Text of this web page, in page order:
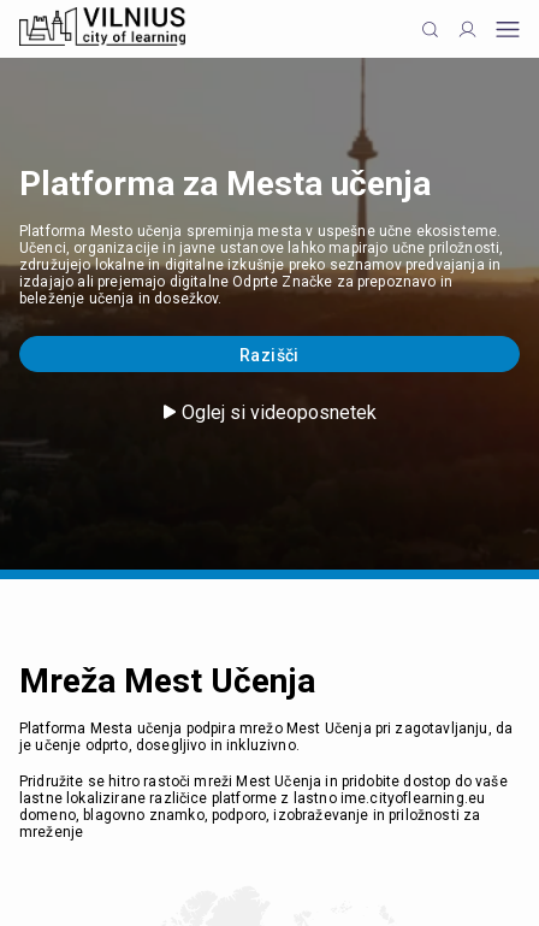
Platforma za Mesta učenja
Platforma Mesto učenja spreminja mesta v uspešne učne ekosisteme.
Učenci, organizacije in javne ustanove lahko mapirajo učne priložnosti,
združujejo lokalne in digitalne izkušnje preko seznamov predvajanja in
izdajajo ali prejemajo digitalne Odprte Značke za prepoznavo in
beleženje učenja in dosežkov.
Razišči
Oglej si videoposnetek
Mreža Mest Učenja
Platforma Mesta učenja podpira mrežo Mest Učenja pri zagotavljanju, da
je učenje odprto, dosegljivo in inkluzivno.
Pridružite se hitro rastoči mreži Mest Učenja in pridobite dostop do vaše
lastne lokalizirane različice platforme z lastno ime.cityoflearning.eu
domeno, blagovno znamko, podporo, izobraževanje in priložnosti za
mreženje